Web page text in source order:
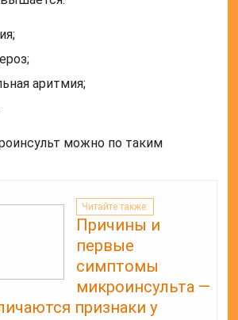
аритмия;
можно по таким
Читайте также:
Причины и
первые
симптомы
микроинсульта —
признаки у